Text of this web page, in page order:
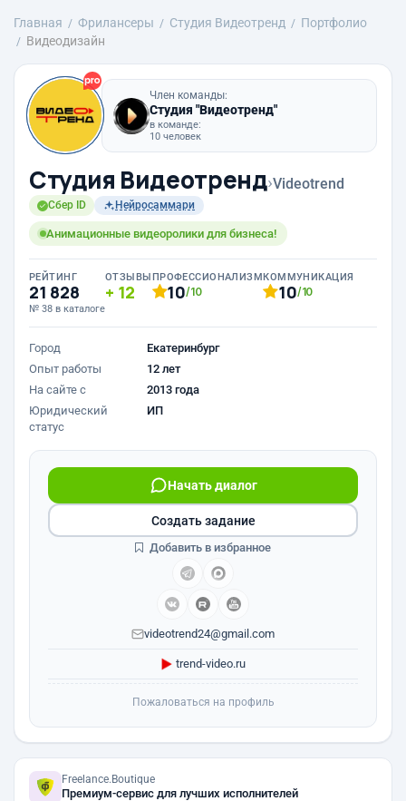
Главная Фрилансеры Студия Видеотренд
Портфолио
Видеодизайн
Член команды:
Студия "Видеотренд"
в команде:
10 человек
Студия Видеотренд›Videotrend
Сбер ID Нейросаммари
Анимационные видеоролики для бизнеса!
РЕЙТИНГ
21 828
№ 38 в каталоге
ОТЗЫВЫ
12
ПРОФЕССИОНАЛИЗМ
10/10
КОММУНИКАЦИЯ
10/10
Город
Екатеринбург
Опыт работы
12 лет
На сайте с
2013 года
Юридический
статус
ИП
Начать диалог
videotrend24@gmail.com
trend-video.ru
Создать задание
Добавить в избранное
Пожаловаться на профиль
Freelance.Boutique
Премиум-сервис для лучших исполнителей